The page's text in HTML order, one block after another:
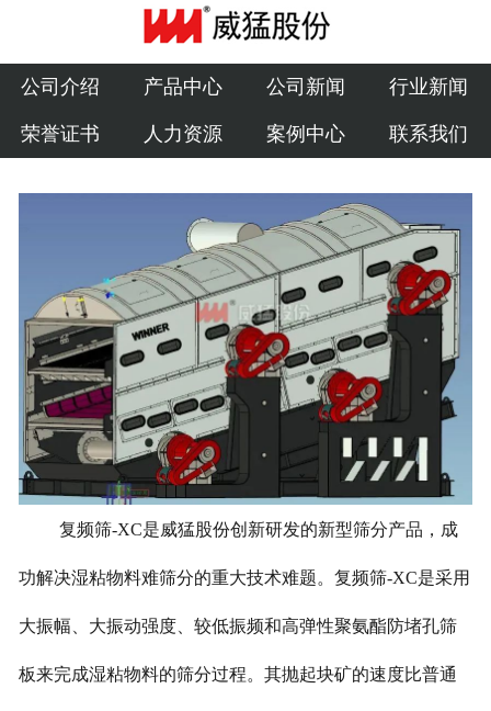
公司介绍
产品中心
公司新闻
行业新闻
荣誉证书
人力资源
案例中心
联系我们
公司介绍 产品中心 公司新闻 行业新闻
荣誉证书 人力资源 案例中心 联系我们
复频筛-XC是威猛股份创新研发的新型筛分产品，成
功解决湿粘物料难筛分的重大技术难题。复频筛-XC是采用
大振幅、大振动强度、较低振频和高弹性聚氨酯防堵孔筛
板来完成湿粘物料的筛分过程。其抛起块矿的速度比普通